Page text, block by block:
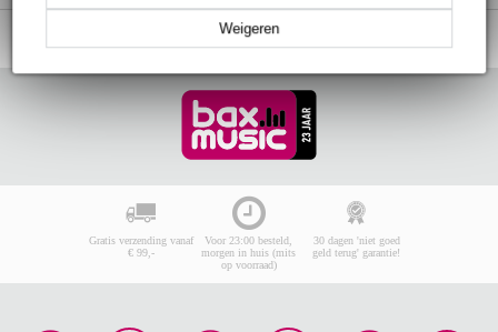
Weigeren
Gratis verzending vanaf
€ 99,-
Voor 23:00 besteld,
morgen in huis (mits
op voorraad)
30 dagen 'niet goed
geld terug' garantie!